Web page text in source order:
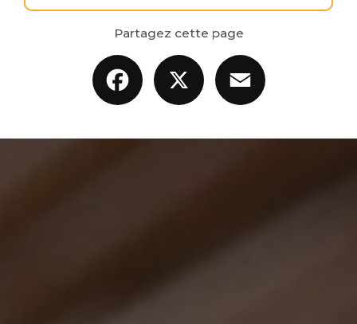
Partagez cette page
Facebook